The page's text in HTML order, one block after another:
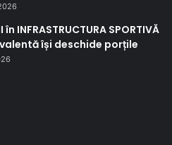
în INFRASTRUCTURA SPORTIVĂ
își deschide porțile